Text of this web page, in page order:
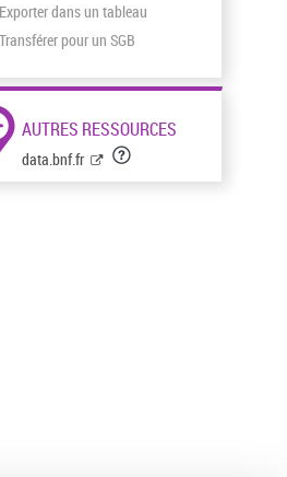
Exporter dans un tableau
Transférer pour un SGB
AUTRES RESSOURCES
data.bnf.fr